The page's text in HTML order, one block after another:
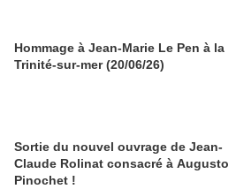
Hommage à Jean-Marie Le Pen à la
Trinité-sur-mer (20/06/26)
Sortie du nouvel ouvrage de Jean-
Claude Rolinat consacré à Augusto
Pinochet !